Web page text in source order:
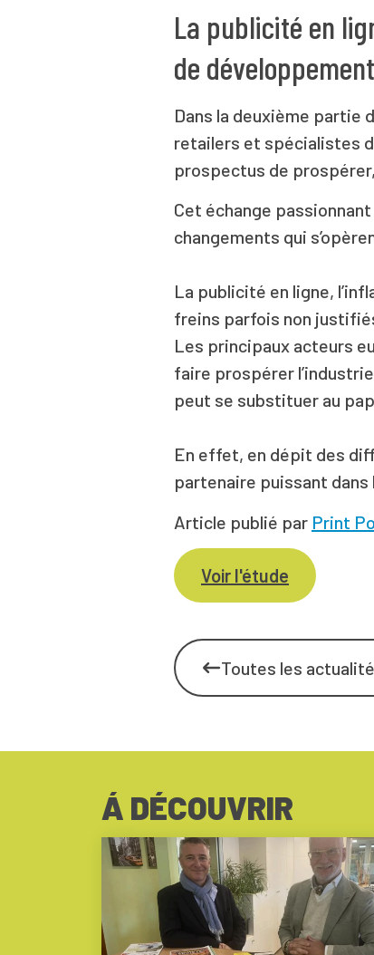
La publicité en
de
Dans la deuxième partie
retailers et spécialistes
prospectus de
Cet échange
changements qui
La publicité en ligne,
freins parfois non
Les principaux acteurs
faire prospérer
peut se substituer au
En effet, en dépit des
partenaire puissant
Article publié par Print
Voir l'étude
Toutes les
Á DÉCOUVRIR